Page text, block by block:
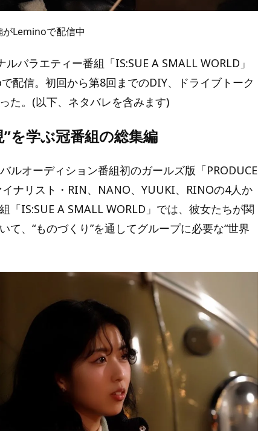
がLeminoで配信中
バラエティー番組「IS:SUE A SMALL WORLD」
配信。初回から第8回までのDIY、ドライブトーク
た。(以下、ネタバレを含みます)
を学ぶ冠番組の総集編
ルオーディション番組初のガールズ版「PRODUCE
イナリスト・RIN、NANO、YUUKI、RINOの4人か
「IS:SUE A SMALL WORLD」では、彼女たちが関
て、“ものづくり”を通してグループに必要な“世界